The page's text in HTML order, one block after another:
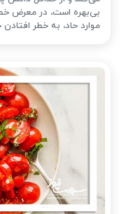
بی‌بهره است، در معرض
موارد حاد، به خطر